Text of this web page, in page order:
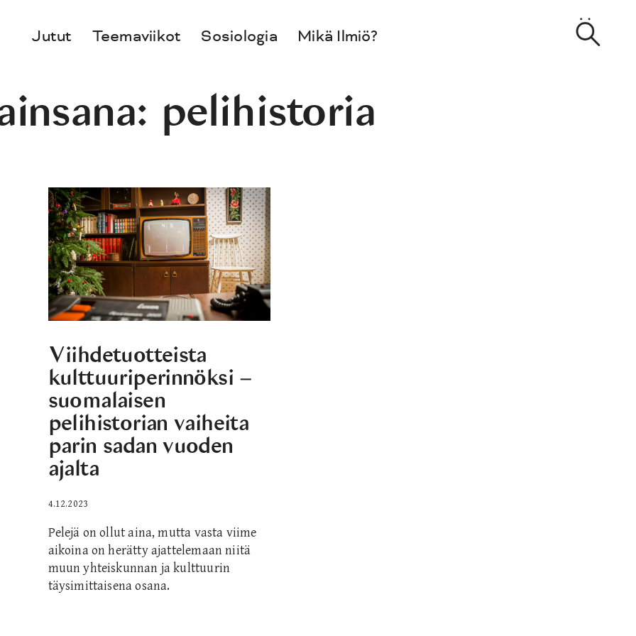
Jutut Teemaviikot Sosiologia Mikä Ilmiö?
pelihistoria
Viihdetuotteista
kulttuuriperinnöksi –
suomalaisen
pelihistorian vaiheita
parin sadan vuoden
ajalta
4.12.2023
Pelejä on ollut aina, mutta vasta viime
aikoina on herätty ajattelemaan niitä
muun yhteiskunnan ja kulttuurin
täysimittaisena osana.